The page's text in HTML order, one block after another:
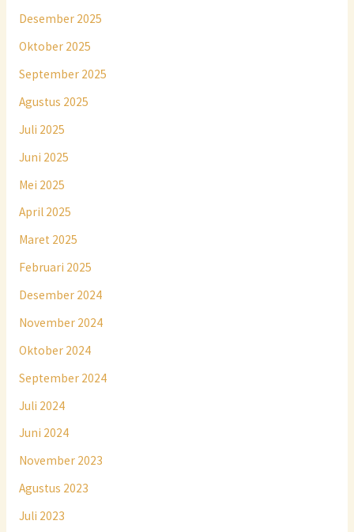
Desember 2025
Oktober 2025
September 2025
Agustus 2025
Juli 2025
Juni 2025
Mei 2025
April 2025
Maret 2025
Februari 2025
Desember 2024
November 2024
Oktober 2024
September 2024
Juli 2024
Juni 2024
November 2023
Agustus 2023
Juli 2023